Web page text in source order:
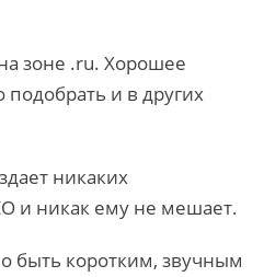
зоне .ru. Хорошее
и в других
никаких
и никак ему не мешает.
быть коротким, звучным